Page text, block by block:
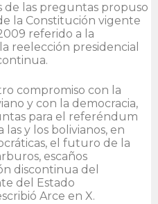
de las preguntas propuso
la Constitución vigente
referido a la
reelección presidencial
compromiso con la
y con la democracia,
para el referéndum
y los bolivianos, en
el futuro de la
escaños
discontinua del
del Estado
Arce en X.